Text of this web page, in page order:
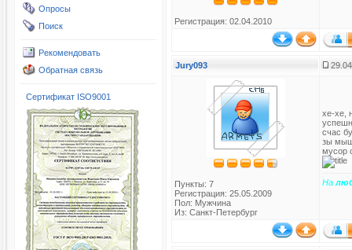
Опросы
Поиск
Рекомендовать
Обратная связь
Сертификат ISO9001
Регистрация: 02.04.2010
Jury093
Пункты: 7
Регистрация: 25.05.2009
Пол: Мужчина
Из: Санкт-Петербург
хе-хе,
счас
зы
мусор
На